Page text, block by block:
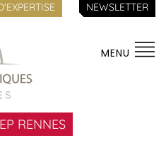
NEWSLETTER
MENU
RENNES